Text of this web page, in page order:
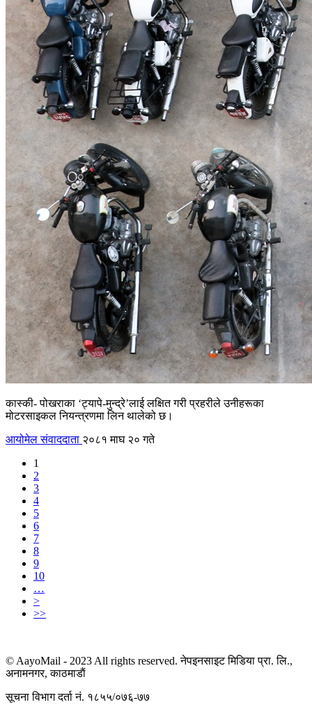
कास्की- पोखराका ‘ट्यापे-मुन्द्रे’लाई लक्षित गरी प्रहरीले उनीहरूका
मोटरसाइकल नियन्त्रणमा लिन थालेको छ।
आयोमेल संवाददाता २०८१ माघ २० गते
1
2
3
4
5
6
7
8
9
10
…
>
>>
© AayoMail - 2023 All rights reserved. नेपइनसाइट मिडिया प्रा. लि.,
अनामनगर, काठमाडाैं
सूचना विभाग दर्ता नं. १८५५/०७६-७७